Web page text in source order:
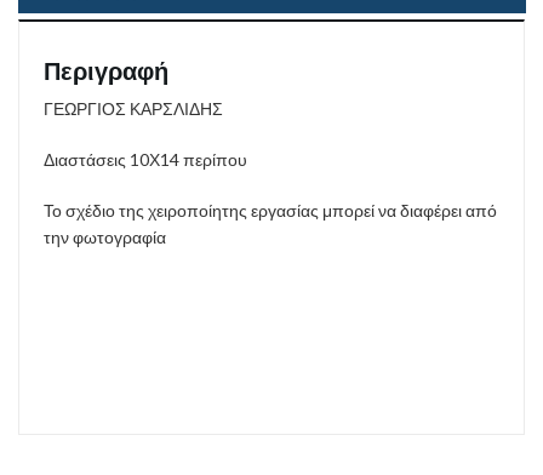
Περιγραφή
ΓΕΩΡΓΙΟΣ ΚΑΡΣΛΙΔΗΣ
Διαστάσεις 10Χ14 περίπου
Το σχέδιο της χειροποίητης εργασίας μπορεί να διαφέρει από
την φωτογραφία